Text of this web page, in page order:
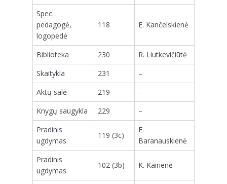
Spec.
pedagogė,
logopedė
118 E. Kančelskienė
Biblioteka 230
R. Liutkevičiūtė
Skaitykla
231
–
Aktų salė
219
–
Knygų saugykla
229
–
Pradinis
ugdymas
119 (3c)
E.
Baranauskienė
Pradinis
ugdymas
102 (3b) K. Kairienė